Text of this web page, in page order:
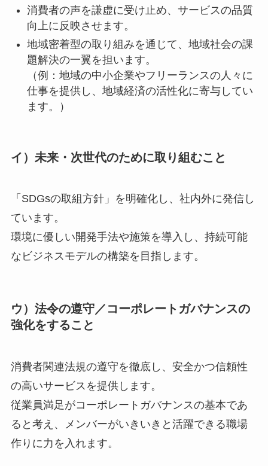
消費者の声を謙虚に受け止め、サービスの品質
向上に反映させます。
地域密着型の取り組みを通じて、地域社会の課
題解決の一翼を担います。
（例：地域の中小企業やフリーランスの人々に
仕事を提供し、地域経済の活性化に寄与してい
ます。）
イ）未来・次世代のために取り組むこと
「SDGsの取組方針」を明確化し、社内外に発信し
ています。
環境に優しい開発手法や施策を導入し、持続可能
なビジネスモデルの構築を目指します。
ウ）法令の遵守／コーポレートガバナンスの
強化をすること
消費者関連法規の遵守を徹底し、安全かつ信頼性
の高いサービスを提供します。
従業員満足がコーポレートガバナンスの基本であ
ると考え、メンバーがいきいきと活躍できる職場
作りに力を入れます。